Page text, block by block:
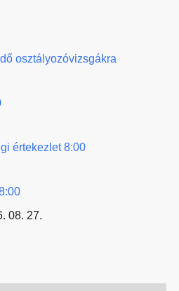
osztályozóvizsgákra
értekezlet 8:00
08. 27.